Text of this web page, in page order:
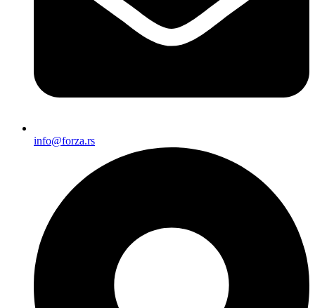
info@forza.rs